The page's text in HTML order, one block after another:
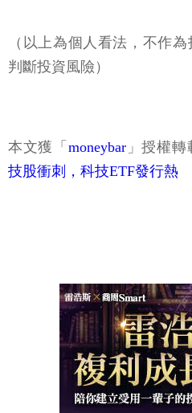
（以上為個人看法，不作
判斷投資風險）
本文獲「 moneybar」授權轉
技股衝刺，科技ETF發行熱